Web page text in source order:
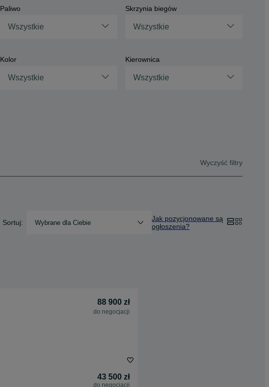
Paliwo
Wszystkie
Skrzynia biegów
Wszystkie
Kolor
Wszystkie
Kierownica
Wszystkie
Wyczyść filtry
Sortuj: Wybrane dla Ciebie
Jak pozycjonowane są
ogłoszenia?
88 900 zł
do negocjacji
43 500 zł
do negocjacji